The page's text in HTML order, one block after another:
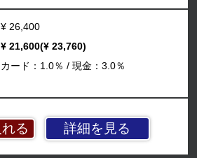
詳細を見る
¥ 26,400
¥ 21,600(¥ 23,760)
カード：1.0％ / 現金：3.0％